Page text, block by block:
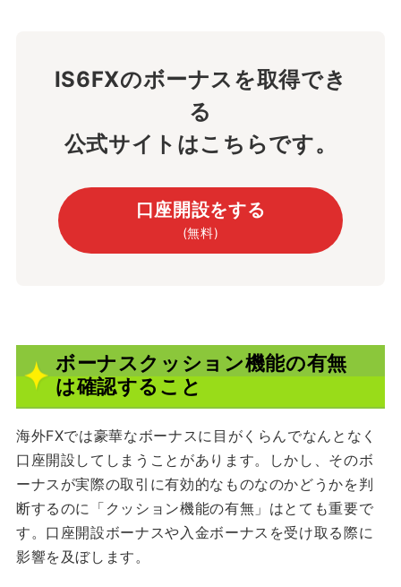
IS6FXのボーナスを取得でき
る
公式サイトはこちらです。
口座開設をする
(無料)
ボーナスクッション機能の有無
は確認すること
海外FXでは豪華なボーナスに目がくらんでなんとなく
口座開設してしまうことがあります。しかし、そのボ
ーナスが実際の取引に有効的なものなのかどうかを判
断するのに「クッション機能の有無」はとても重要で
す。口座開設ボーナスや入金ボーナスを受け取る際に
影響を及ぼします。